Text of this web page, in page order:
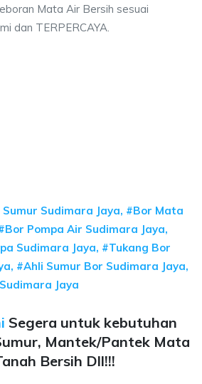
Mata Air Bersih sesuai
dan TERPERCAYA.
Sumur Sudimara Jaya, #Bor Mata
Pompa Air Sudimara Jaya,
Sudimara Jaya, #Tukang Bor
#Ahli Sumur Bor Sudimara Jaya,
Jaya
Segera untuk kebutuhan
Mantek/Pantek Mata
Bersih Dll!!!